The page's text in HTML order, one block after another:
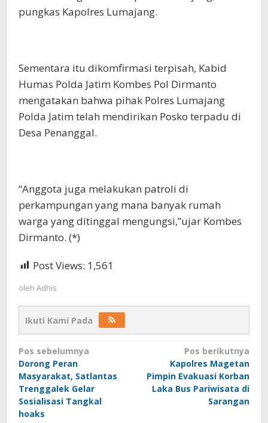
pungkas Kapolres Lumajang.
Sementara itu dikomfirmasi terpisah, Kabid
Humas Polda Jatim Kombes Pol Dirmanto
mengatakan bahwa pihak Polres Lumajang
Polda Jatim telah mendirikan Posko terpadu di
Desa Penanggal.
“Anggota juga melakukan patroli di
perkampungan yang mana banyak rumah
warga yang ditinggal mengungsi,”ujar Kombes
Dirmanto. (*)
Post Views: 1,561
oleh Adhis
Ikuti Kami Pada
Navigasi
pos
Pos sebelumnya
Dorong Peran
Masyarakat, Satlantas
Trenggalek Gelar
Sosialisasi Tangkal
hoaks
Pos berikutnya
Kapolres Magetan
Pimpin Evakuasi Korban
Laka Bus Pariwisata di
Sarangan